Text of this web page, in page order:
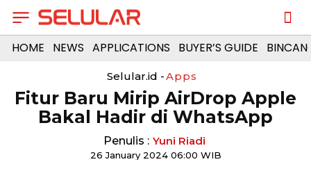
HOME NEWS APPLICATIONS BUYER’S GUIDE
Selular.id -Apps
Fitur Baru Mirip AirDrop Apple
Bakal Hadir di WhatsApp
Penulis : Yuni Riadi
26 January 2024 06:00 WIB